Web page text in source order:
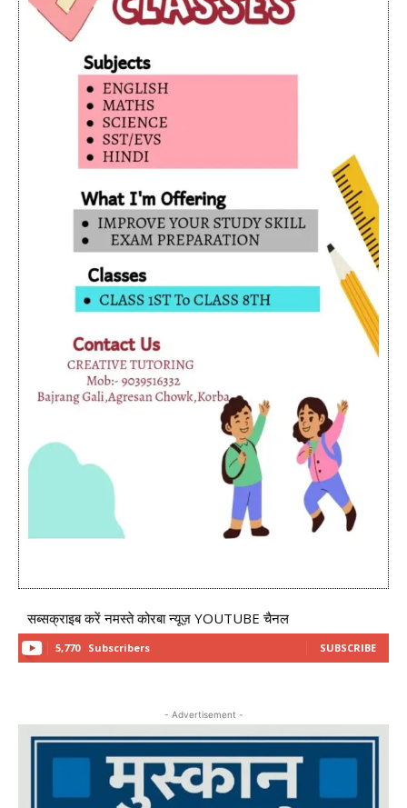
सब्सक्राइब करें नमस्ते कोरबा न्यूज़ YOUTUBE चैनल
5,770 Subscribers SUBSCRIBE
- Advertisement -